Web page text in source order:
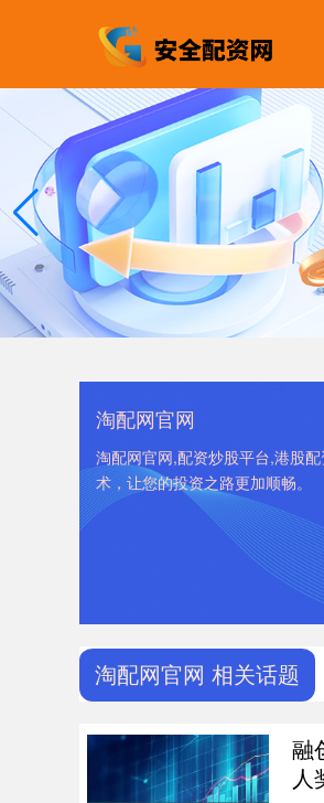
淘配网官网
淘配网官网,配资炒股平台,港股
术，让您的投资之路更加顺畅。
淘配网官网 相关话题
融
人